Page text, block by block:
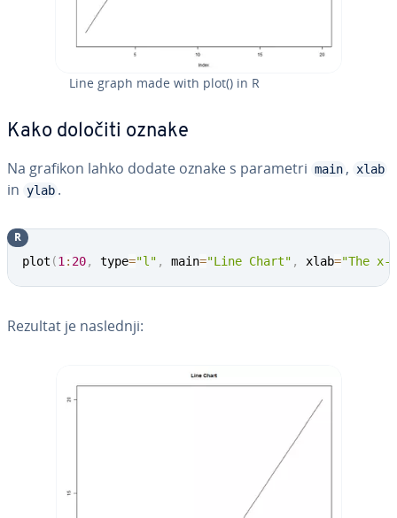
Line graph made with plot() in R
Kako določiti oznake
Na grafikon lahko dodate oznake s parametri main , xlab
in ylab .
plot (1: 20, type="l" , main="Line Chart" , xlab="The x-
R
Rezultat je naslednji: